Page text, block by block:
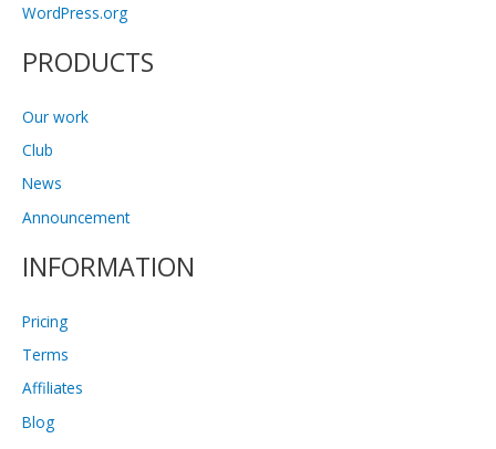
WordPress.org
PRODUCTS
Our work
Club
News
Announcement
INFORMATION
Pricing
Terms
Affiliates
Blog